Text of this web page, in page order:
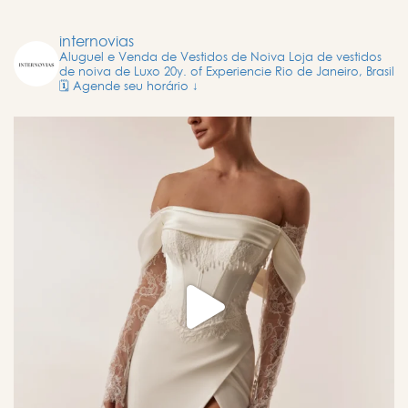
internovias
Aluguel e Venda de Vestidos de Noiva Loja de vestidos
de noiva de Luxo 20y. of Experiencie Rio de Janeiro, Brasil
🗓️ Agende seu horário ↓